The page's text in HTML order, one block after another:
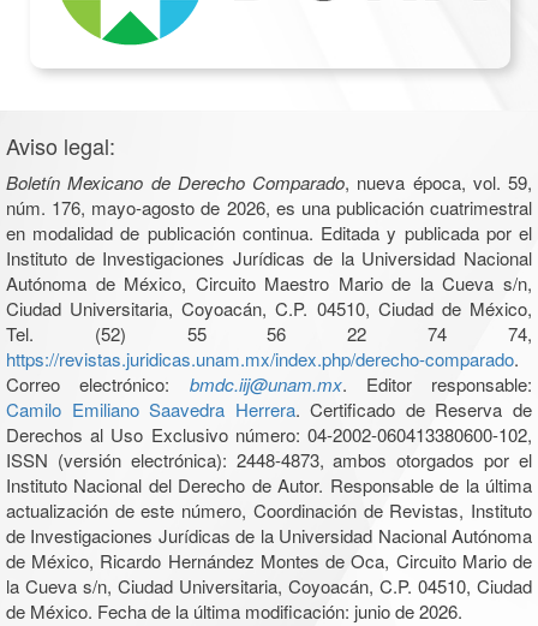
Aviso legal:
Boletín Mexicano de Derecho Comparado, nueva época, vol. 59,
núm. 176, mayo-agosto de 2026, es una publicación cuatrimestral
en modalidad de publicación continua. Editada y publicada por el
Instituto de Investigaciones Jurídicas de la Universidad Nacional
Autónoma de México, Circuito Maestro Mario de la Cueva s/n,
Ciudad Universitaria, Coyoacán, C.P. 04510, Ciudad de México,
Tel. (52) 55 56 22 74 74,
https://revistas.juridicas.unam.mx/index.php/derecho-comparado.
Correo electrónico: bmdc.iij@unam.mx. Editor responsable:
Camilo Emiliano Saavedra Herrera. Certificado de Reserva de
Derechos al Uso Exclusivo número: 04-2002-060413380600-102,
ISSN (versión electrónica): 2448-4873, ambos otorgados por el
Instituto Nacional del Derecho de Autor. Responsable de la última
actualización de este número, Coordinación de Revistas, Instituto
de Investigaciones Jurídicas de la Universidad Nacional Autónoma
de México, Ricardo Hernández Montes de Oca, Circuito Mario de
la Cueva s/n, Ciudad Universitaria, Coyoacán, C.P. 04510, Ciudad
de México. Fecha de la última modificación: junio de 2026.